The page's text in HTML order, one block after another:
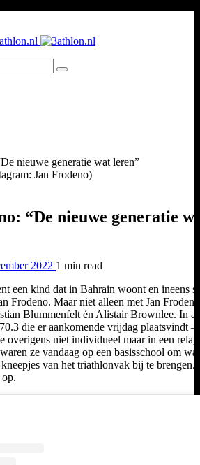
Jan Frodeno)
“De nieuwe generatie
2022 1 min read
een kind dat in Bahrain woont en ineens
Frodeno. Maar niet alleen met Jan
Blummenfelt én Alistair Brownlee. In
die er aankomende vrijdag plaatsvindt –
overigens niet individueel maar in een relay
ze vandaag op een basisschool om wat
van het triathlonvak bij te brengen.